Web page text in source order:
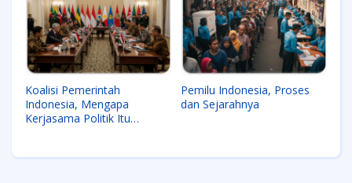
Koalisi Pemerintah
Indonesia, Mengapa
Kerjasama Politik Itu
Pemilu Indonesia, Proses
dan Sejarahnya